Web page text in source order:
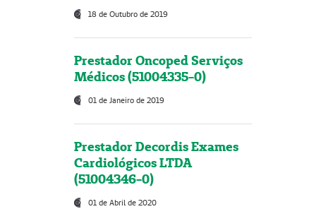
18 de Outubro de 2019
Prestador Oncoped Serviços
Médicos (51004335-0)
01 de Janeiro de 2019
Prestador Decordis Exames
Cardiológicos LTDA
(51004346-0)
01 de Abril de 2020